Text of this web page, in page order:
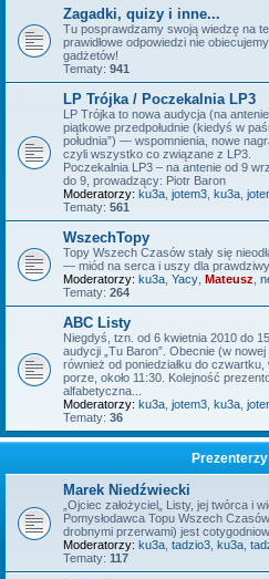
Zagadki, quizy i inne...
Tu posprawdzamy swoją wiedzę na
prawidłowe odpowiedzi nie
gadżetów!
Tematy: 941
LP Trójka / Poczekalnia LP3
LP Trójka to nowa audycja (na
piątkowe przedpołudnie (kiedyś w
południa”) — wspomnienia, nowe
czyli wszystko co związane z LP3.
Poczekalnia LP3 – na antenie od 9
do 9, prowadzący: Piotr Baron
Moderatorzy: ku3a jotem3 ku3a
Tematy: 561
WszechTopy
Topy Wszech Czasów stały się
— miód na serca i uszy dla
Moderatorzy: ku3a Yacy Mateusz
Tematy: 264
ABC Listy
Niegdyś, tzn. od 6 kwietnia 2010 do
audycji „Tu Baron”. Obecnie (w
również od poniedziałku do czwartku,
porze, około 11:30. Kolejność
alfabetyczna...
Moderatorzy: ku3a jotem3 ku3a
Tematy: 36
Marek Niedźwiecki
„Ojciec założyciel„ Listy, jej twórca i
Pomysłodawca Topu Wszech
drobnymi przerwami) jest
Moderatorzy: ku3a tadzio3 ku3a
Tematy: 117